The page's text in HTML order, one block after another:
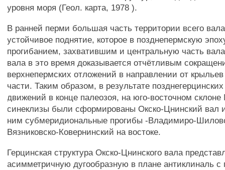
уровня моря (Геол. карта, 1978 ).
В ранней перми большая часть территории всего
устойчивое поднятие, которое в позднепермскую
прогибанием, захватившим и центральную часть
вала в это время доказывается отчётливым
верхнепермских отложений в направлении от крыльев
части. Таким образом, в результате
движений в конце палеозоя, на юго-восточном склоне
синеклизы были сформированы Окско-Цнинский вал
ним субмеридиональные прогибы -Владимиро-
Вязниковско-Ковернинский на востоке.
Герцинская структура Окско-Цнинского вала
асимметричную дугообразную в плане антиклиналь с